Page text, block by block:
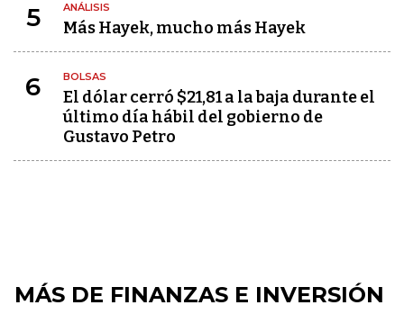
5 ANÁLISIS
Más Hayek, mucho más Hayek
6 BOLSAS
El dólar cerró $21,81 a la baja durante el
último día hábil del gobierno de
Gustavo Petro
MÁS DE FINANZAS E INVERSIÓN